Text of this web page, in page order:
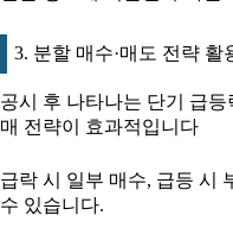
3. 분할 매수·매도 전략 활
공시 후 나타나는 단기 급
매 전략이 효과적입니다
급락 시 일부 매수, 급등 시
수 있습니다.